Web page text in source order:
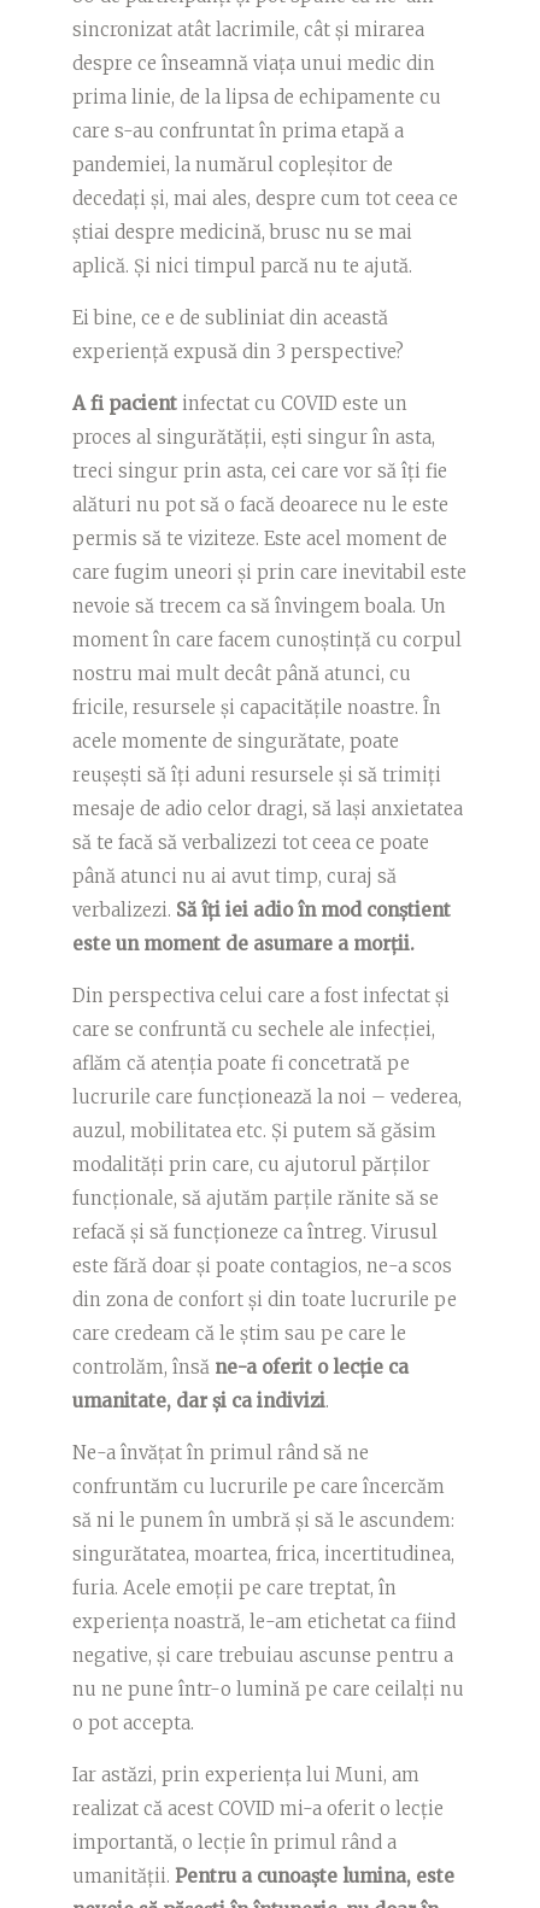
sincronizat atât lacrimile, cât și mirarea
despre ce înseamnă viața unui medic din
prima linie, de la lipsa de echipamente cu
care s-au confruntat în prima etapă a
pandemiei, la numărul copleșitor de
decedați și, mai ales, despre cum tot ceea ce
știai despre medicină, brusc nu se mai
aplică. Și nici timpul parcă nu te ajută.
Ei bine, ce e de subliniat din această
experiență expusă din 3 perspective?
A fi pacient infectat cu COVID este un
proces al singurătății, ești singur în asta,
treci singur prin asta, cei care vor să îți fie
alături nu pot să o facă deoarece nu le este
permis să te viziteze. Este acel moment de
care fugim uneori și prin care inevitabil este
nevoie să trecem ca să învingem boala. Un
moment în care facem cunoștință cu corpul
nostru mai mult decât până atunci, cu
fricile, resursele și capacitățile noastre. În
acele momente de singurătate, poate
reușești să îți aduni resursele și să trimiți
mesaje de adio celor dragi, să lași anxietatea
să te facă să verbalizezi tot ceea ce poate
până atunci nu ai avut timp, curaj să
verbalizezi. Să îți iei adio în mod conștient
este un moment de asumare a morții.
Din perspectiva celui care a fost infectat și
care se confruntă cu sechele ale infecției,
aflăm că atenția poate fi concetrată pe
lucrurile care funcționează la noi – vederea,
auzul, mobilitatea etc. Și putem să găsim
modalități prin care, cu ajutorul părților
funcționale, să ajutăm parțile rănite să se
refacă și să funcționeze ca întreg. Virusul
este fără doar și poate contagios, ne-a scos
din zona de confort și din toate lucrurile pe
care credeam că le știm sau pe care le
controlăm, însă ne-a oferit o lecție ca
umanitate, dar și ca indivizi.
Ne-a învățat în primul rând să ne
confruntăm cu lucrurile pe care încercăm
să ni le punem în umbră și să le ascundem:
singurătatea, moartea, frica, incertitudinea,
furia. Acele emoții pe care treptat, în
experiența noastră, le-am etichetat ca fiind
negative, și care trebuiau ascunse pentru a
nu ne pune într-o lumină pe care ceilalți nu
o pot accepta.
Iar astăzi, prin experiența lui Muni, am
realizat că acest COVID mi-a oferit o lecție
importantă, o lecție în primul rând a
umanității. Pentru a cunoaște lumina, este